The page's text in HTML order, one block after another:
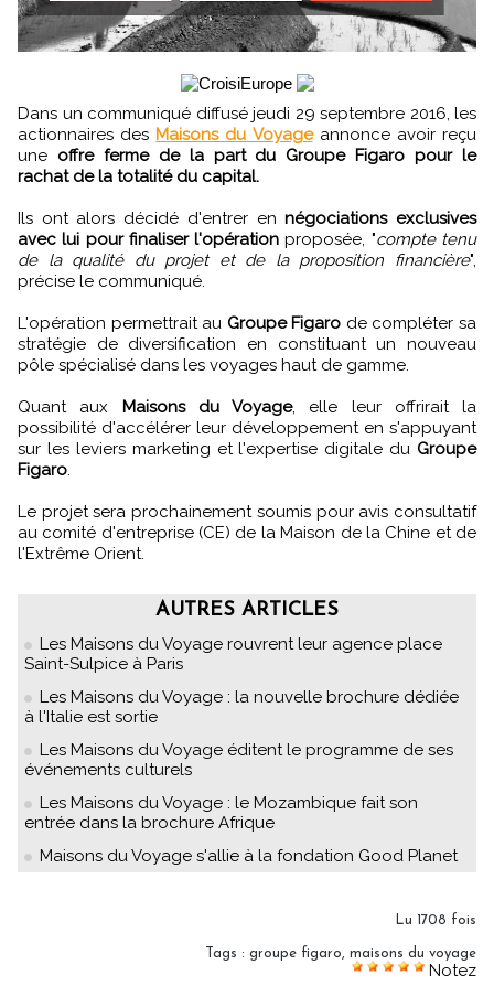
Dans un communiqué diffusé jeudi 29 septembre 2016, les
actionnaires des Maisons du Voyageannonce avoir reçu
une offre ferme de la part du Groupe Figaro pour le
rachat de la totalité du capital.
Ils ont alors décidé d'entrer ennégociations exclusives
avec lui pour finaliser l'opération proposée, "compte tenu
de la qualité du projet et de la proposition financière",
précise le communiqué.
L'opération permettrait au Groupe Figaro de compléter sa
stratégie de diversification en constituant un nouveau
pôle spécialisé dans les voyages haut de gamme.
Quant aux Maisons du Voyage, elle leur offrirait la
possibilité d'accélérer leur développement en s'appuyant
sur les leviers marketing et l'expertise digitale du Groupe
Figaro.
Le projet sera prochainement soumis pour avis consultatif
au comité d'entreprise (CE) de la Maison de la Chine et de
l'Extrême Orient.
AUTRES ARTICLES
Les Maisons du Voyage rouvrent leur agence place
Saint-Sulpice à Paris
Les Maisons du Voyage : la nouvelle brochure dédiée
à l'Italie est sortie
Les Maisons du Voyage éditent le programme de ses
événements culturels
Les Maisons du Voyage : le Mozambique fait son
entrée dans la brochure Afrique
Maisons du Voyage s'allie à la fondation Good Planet
Lu 1708 fois
Tags : groupe figaro, maisons du voyage
Notez